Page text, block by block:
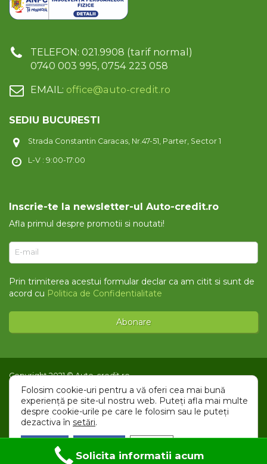
TELEFON: 021.9908 (tarif normal)
0740 003 995, 0754 223 058
EMAIL: office@auto-credit.ro
SEDIU BUCURESTI
Strada Constantin Caracas, Nr.47-51, Parter, Sector 1
L-V : 9:00-17:00
Inscrie-te la newsletter-ul Auto-credit.ro
Afla primul despre promotii si noutati!
E-mail
Prin trimiterea acestui formular declar ca am citit si sunt de
acord cu Politica de Confidentialitate
Copyright 2021 © Auto-credit.ro
Intrebari Frecvente•Termeni si conditii •Politica de
Confidentialitate
Acord ANAF
Solicita informatii acum
Folosim cookie-uri pentru a vă oferi cea mai bună
experiență pe site-ul nostru web. Puteți afla mai multe
despre cookie-urile pe care le folosim sau le puteți
dezactiva în setări.